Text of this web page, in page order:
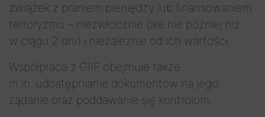
związek z praniem pieniędzy lub finansowaniem
terroryzmu – niezwłocznie (ale nie później niż
w ciągu 2 dni) i niezależnie od ich wartości.
Współpraca z GIIF obejmuje także
m.in. udostępnianie dokumentów na jego
żądanie oraz poddawanie się kontrolom.